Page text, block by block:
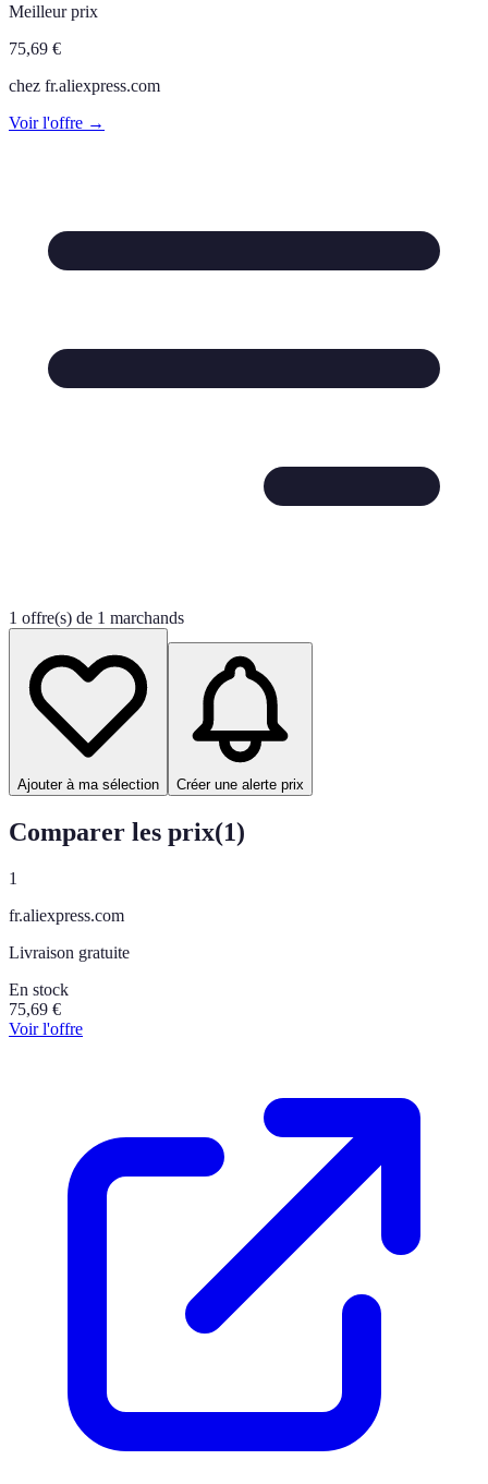
Meilleur prix
75,69 €
chez fr.aliexpress.com
Voir l'offre →
1 offre(s) de 1 marchands
Ajouter à ma sélection Créer une alerte prix
Comparer les prix(1)
1
fr.aliexpress.com
Livraison gratuite
En stock
75,69 €
Voir l'offre